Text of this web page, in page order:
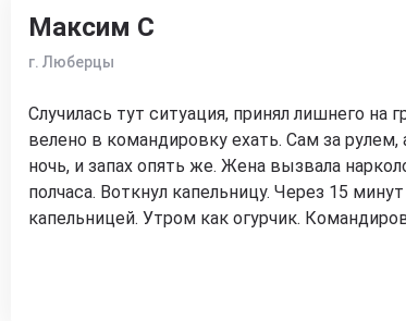
Максим С
г. Люберцы
Случилась тут ситуация, принял лишнего на
велено в командировку ехать. Сам за
ночь, и запах опять же. Жена вызвала
полчаса. Воткнул капельницу. Через 15
капельницей. Утром как огурчик.